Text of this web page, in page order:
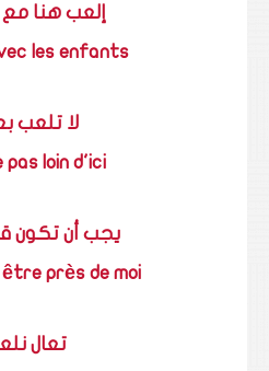
إلعب هنا مع
les enfants
لا تلعب
pas loin d'ici
يجب أن تكون
près de moi
تعال